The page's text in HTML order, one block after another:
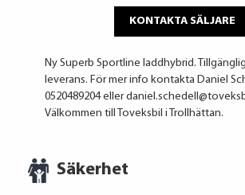
KONTAKTA SÄLJARE
Ny Superb Sportline laddhybrid.
leverans. För mer info kontakta Daniel
0520489204 eller
Välkommen till Toveksbil i Trollhättan.
Säkerhet